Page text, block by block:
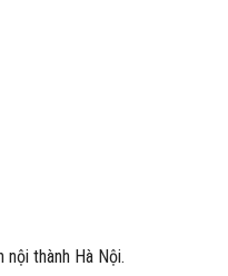
thành Hà Nội.